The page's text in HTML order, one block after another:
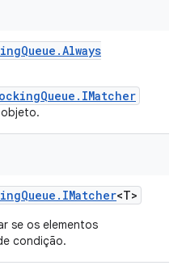
Queue .Always
Queue . IMatcher<T>
se os elementos
condição.